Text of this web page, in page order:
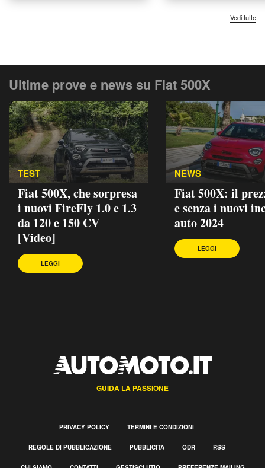
Vedi tutte
Ultime prove e news su Fiat 500X
TEST
Fiat 500X, che sorpresa
i nuovi FireFly 1.0 e 1.3
da 120 e 150 CV
[Video]
LEGGI
NEWS
Fiat 500X: il
e senza i nuovi
auto 2024
LEGGI
GUIDA LA PASSIONE
PRIVACY POLICY TERMINI E CONDIZIONI
REGOLE DI PUBBLICAZIONE PUBBLICITÀ ODR RSS